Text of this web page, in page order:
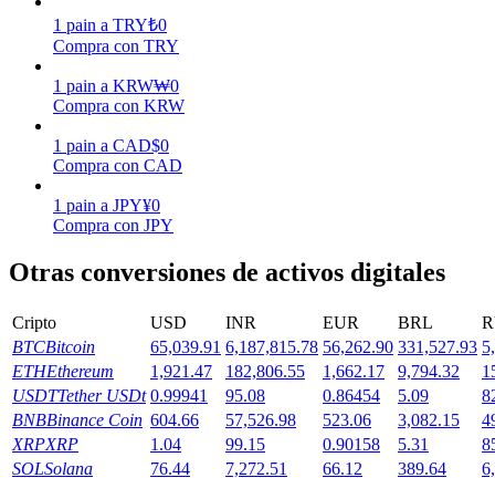
1 pain a TRY₺0
Compra con TRY
1 pain a KRW₩0
Compra con KRW
1 pain a CAD$0
Compra con CAD
1 pain a JPY¥0
Compra con JPY
Otras conversiones de activos digitales
Cripto USD INR EUR BRL
BTCBitcoin 65,039.91 6,187,815.78 56,262.90 331,527.93
ETHEthereum 1,921.47 182,806.55 1,662.17 9,794.32
USDTTether USDt 0.99941 95.08 0.86454 5.09
BNBBinance Coin 604.66 57,526.98 523.06 3,082.15
XRPXRP 1.04 99.15 0.90158 5.31
SOLSolana 76.44 7,272.51 66.12 389.64